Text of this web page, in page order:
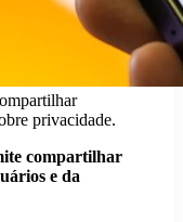
privacidade.
compartilhar
e da